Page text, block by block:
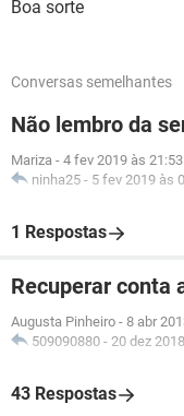
Boa sorte
Conversas semelhantes
Não lembro da
Mariza - 4 fev 2019 às 21:53
ninha25 - 5 fev 2019 às
1 Respostas
Recuperar conta
Augusta Pinheiro - 8 abr
509090880 - 20 dez
43 Respostas